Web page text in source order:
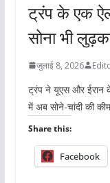
ट्रंप के एक
सोना भी
जुलाई 8, 2026
ट्रंप ने यूएस और ईरान
में अब सोने-चांदी की
Share this:
Facebook